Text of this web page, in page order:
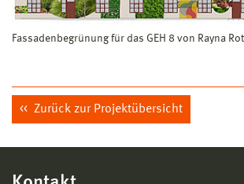
Fassadenbegrünung für das GEH 8 von Rayna
Zurück zur Projektübersicht